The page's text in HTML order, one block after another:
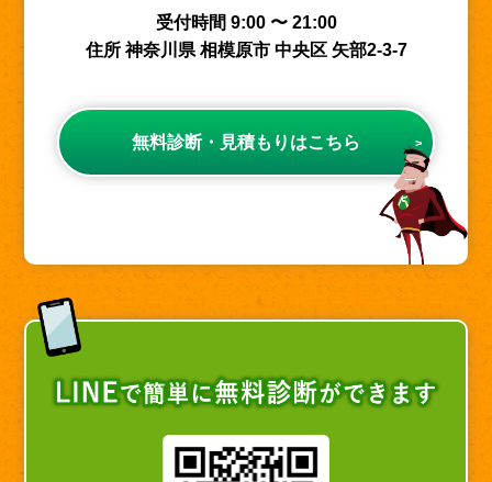
受付時間 9:00 〜 21:00
住所 神奈川県 相模原市 中央区 矢部2-3-7
無料診断・見積もりはこちら